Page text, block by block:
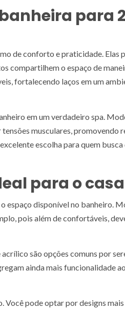
para 2
de conforto e praticidade. Elas
compartilhem o espaço de
fortalecendo laços em um
em um verdadeiro spa.
musculares, promovendo
escolha para quem
para o
espaço disponível no banheiro.
pois além de confortáveis,
são opções comuns por
ainda mais funcionalidade
Você pode optar por designs